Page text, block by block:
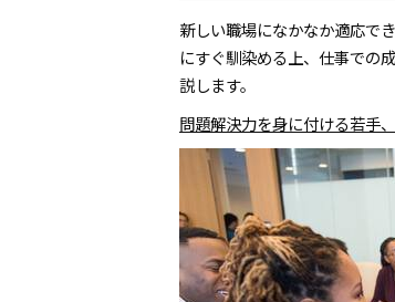
新しい職場になかなか適応で
にすぐ馴染める上、仕事での
説します。
問題解決力を身に付ける若手